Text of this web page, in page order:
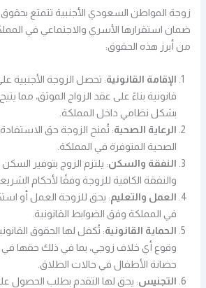
زوجة المواطن السعودي الأجنبية تتمتع
ضمان استقرارها الأسري والاجتماعي في
من أبرز هذه الحقوق:
الإقامة القانونية: تحصل الزوجة الأجنبية
قانونية بناءً على عقد الزواج الموثق، مما
بشكل نظامي داخل المملكة.
الرعاية الصحية: تُمنح الزوجة حق
الصحية المتوفرة في المملكة.
النفقة والسكن: يلتزم الزوج بتوفير
والنفقة الكافية للزوجة وفقًا لأحكام
العمل والتعليم: يحق للزوجة العمل أو
في المملكة وفق الضوابط القانونية.
الحماية القانونية: تُكفل لها الحقوق
وقوع أي خلاف زوجي، بما في ذلك حقها في
حضانة الأطفال في حالات الطلاق.
التجنيس: يحق لها التقدم بطلب الحصول